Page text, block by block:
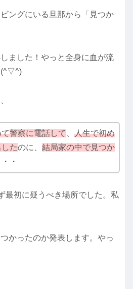
ングにいる旦那から「見つか
ました！やっと全身に血が流
(^▽^)
て警察に電話して 、人生で初め
したのに、結局家の中で見つか
・
最初に疑うべき場所でした。私
かったのか発表します。やっ